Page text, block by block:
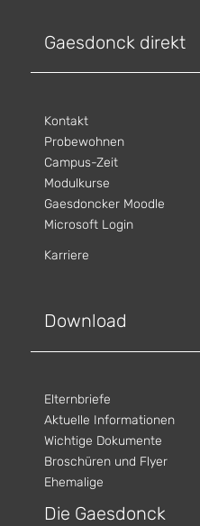
Gaesdonck direkt
Kontakt
Probewohnen
Campus-Zeit
Modulkurse
Gaesdoncker Moodle
Microsoft Login
Karriere
Download
Elternbriefe
Aktuelle Informationen
Wichtige Dokumente
Broschüren und Flyer
Ehemalige
Die Gaesdonck